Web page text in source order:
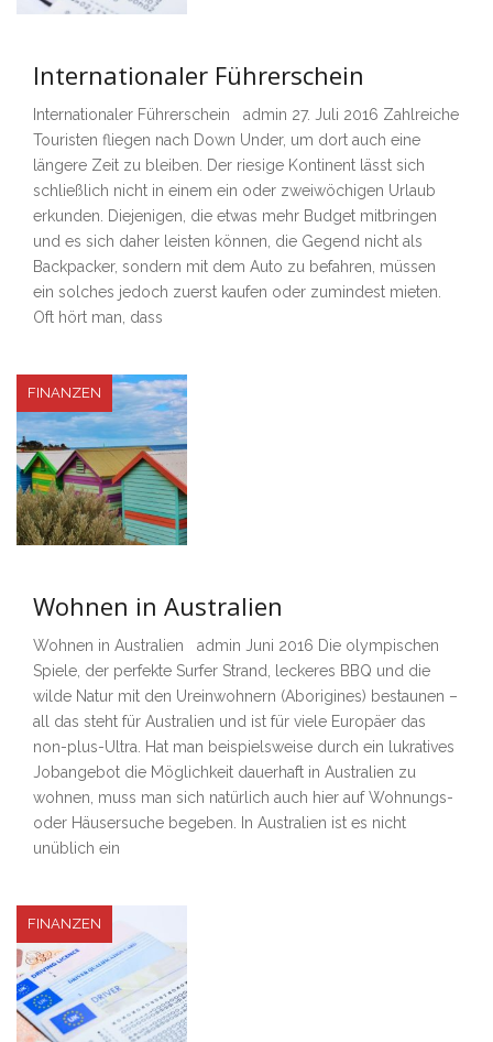
Internationaler Führerschein
Internationaler Führerschein admin 27. Juli 2016 Zahlreiche
Touristen fliegen nach Down Under, um dort auch eine
längere Zeit zu bleiben. Der riesige Kontinent lässt sich
schließlich nicht in einem ein oder zweiwöchigen Urlaub
erkunden. Diejenigen, die etwas mehr Budget mitbringen
und es sich daher leisten können, die Gegend nicht als
Backpacker, sondern mit dem Auto zu befahren, müssen
ein solches jedoch zuerst kaufen oder zumindest mieten.
Oft hört man, dass
FINANZEN
Wohnen in Australien
Wohnen in Australien admin Juni 2016 Die olympischen
Spiele, der perfekte Surfer Strand, leckeres BBQ und die
wilde Natur mit den Ureinwohnern (Aborigines) bestaunen –
all das steht für Australien und ist für viele Europäer das
non-plus-Ultra. Hat man beispielsweise durch ein lukratives
Jobangebot die Möglichkeit dauerhaft in Australien zu
wohnen, muss man sich natürlich auch hier auf Wohnungs-
oder Häusersuche begeben. In Australien ist es nicht
unüblich ein
FINANZEN